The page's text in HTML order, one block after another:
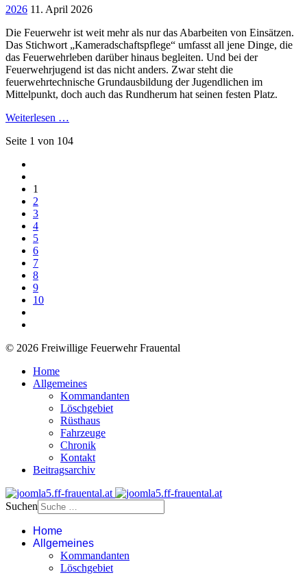
2026 11. April 2026
Die Feuerwehr ist weit mehr als nur das Abarbeiten von Einsätzen.
Das Stichwort „Kameradschaftspflege“ umfasst all jene Dinge, die
das Feuerwehrleben darüber hinaus begleiten. Und bei der
Feuerwehrjugend ist das nicht anders. Zwar steht die
feuerwehrtechnische Grundausbildung der Jugendlichen im
Mittelpunkt, doch auch das Rundherum hat seinen festen Platz.
Weiterlesen …
Seite 1 von 104
1
2
3
4
5
6
7
8
9
10
© 2026 Freiwillige Feuerwehr Frauental
Home
Allgemeines
Kommandanten
Löschgebiet
Rüsthaus
Fahrzeuge
Chronik
Kontakt
Beitragsarchiv
Suchen
Home
Allgemeines
Kommandanten
Löschgebiet